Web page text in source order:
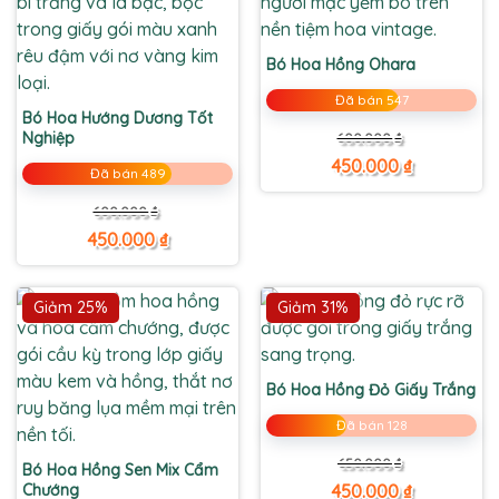
Bó Hoa Hướng Dương Tốt
Nghiệp
Đã bán 489
600.000₫
Giá
gốc
là:
600.000 ₫.
450.000₫
Giá
hiện
tại
là:
450.000 ₫.
Bó Hoa Hồng Ohara
Đã bán 547
600.000₫
Giá
gốc
là:
600.000 ₫.
450.000₫
Giá
hiện
tại
là:
450.000 ₫.
Giảm 25%
Bó Hoa Hồng Sen Mix Cẩm
Chướng
Giảm 31%
Bó Hoa Hồng Đỏ Giấy Trắng
Đã bán 128
650.000₫
Giá
gốc
là:
450.000₫
Giá
hiện
tại